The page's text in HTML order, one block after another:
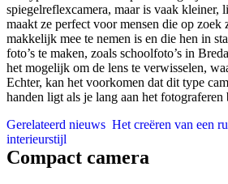
spiegelreflexcamera, maar is vaak kleiner,
maakt ze perfect voor mensen die op zoek
makkelijk mee te nemen is en die hen in
foto’s te maken, zoals schoolfoto’s in
het mogelijk om de lens te verwisselen,
Echter, kan het voorkomen dat dit type
handen ligt als je lang aan het fotograferen
Gerelateerd nieuws Het creëren van een
interieurstijl
Compact camera